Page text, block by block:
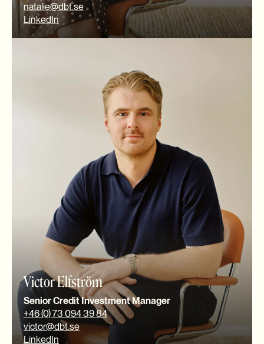
natalie@dbt.se
LinkedIn
Victor Elfström
Senior Credit Investment Manager
+46 (0) 73 094 39 84
victor@dbt.se
LinkedIn